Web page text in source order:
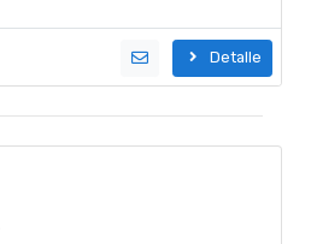
Detalle